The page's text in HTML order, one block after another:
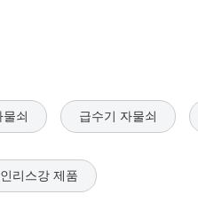
물쇠 급수기 자물쇠
리스강 제품